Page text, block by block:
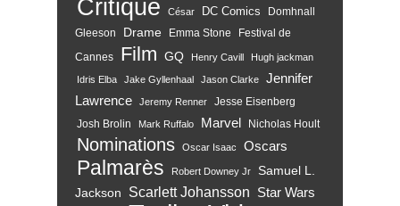
Critique César DC Comics
Domhnall
Gleeson
Drame Emma Stone
Festival de
Cannes
Film GQ Henry Cavill Hugh jackman
Idris Elba Jake Gyllenhaal Jason Clarke
Jennifer
Lawrence
Jeremy Renner
Jesse Eisenberg
Josh Brolin
Mark Ruffalo Marvel Nicholas Hoult
Nominations Oscar Isaac Oscars
Palmarès Robert Downey Jr
Samuel L.
Jackson
Scarlett Johansson Star Wars